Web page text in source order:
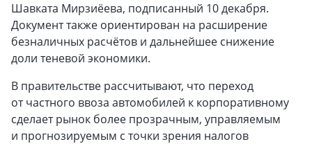
Шавката Мирзиёева, подписанный 10 декабря.
Документ также ориентирован на расширение
безналичных расчётов и дальнейшее снижение
доли теневой экономики.
В правительстве рассчитывают, что переход
от частного ввоза автомобилей к корпоративному
сделает рынок более прозрачным, управляемым
и прогнозируемым с точки зрения налогов